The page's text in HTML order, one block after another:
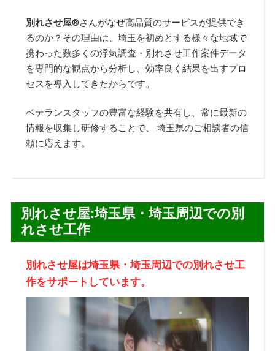
別れさせ屋®さんがなぜ高品質のサービスが提供でき
るのか？その理由は、埼玉を初めとする様々な地域で
携わった数多くの浮気調査・別れさせ工作案件データ
を専門的な観点から分析し、効率良く結果を出すプロ
セスを導入してきたからです。
ベテランスタッフの豊富な経験を共有し、常に最新の
情報を収集し研修することで、 埼玉県のご相談者の信
頼に応えます。
別れさせ屋:埼玉県・埼玉周辺での別
れさせ工作
別れさせ屋は埼玉県・埼玉周辺での別れさせ工
作をサポートしています。